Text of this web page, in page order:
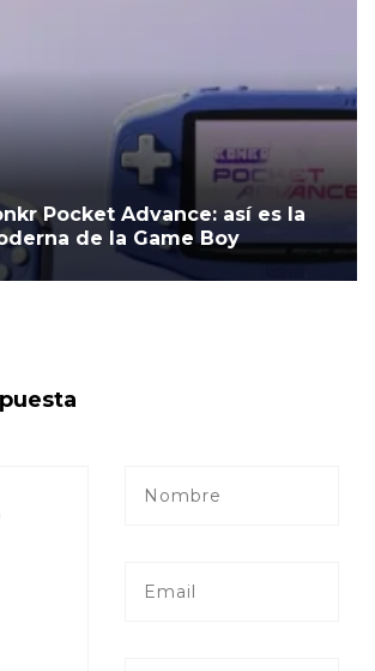
Pocket Advance: así es la
de la Game Boy